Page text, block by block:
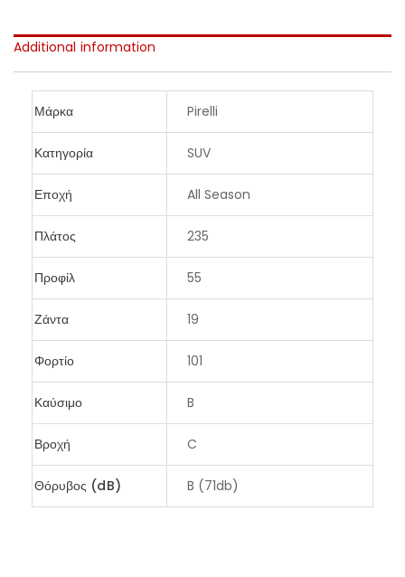
Additional information
Μάρκα Pirelli
Κατηγορία SUV
Εποχή All Season
Πλάτος 235
Προφίλ 55
Ζάντα 19
Φορτίο 101
Καύσιμο B
Βροχή C
Θόρυβος (dB) B (71db)